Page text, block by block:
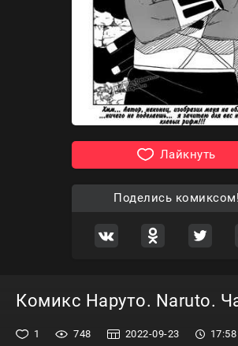
Лайкнуть
Поделись комиксом!
Комикс Наруто. Naruto.
1 748 2022-09-23 17:58